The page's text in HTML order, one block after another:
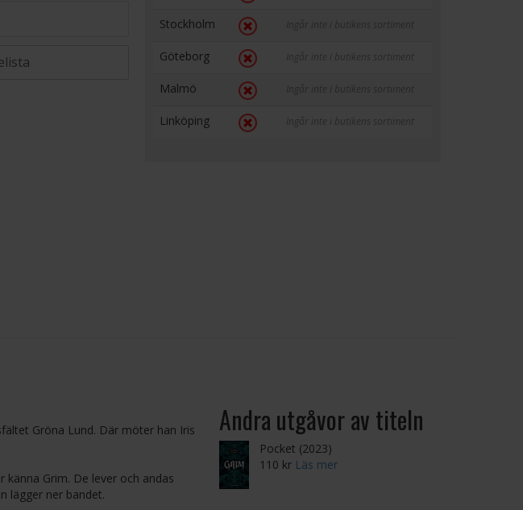
Stockholm Ingår inte i butikens sortiment
Göteborg Ingår inte i butikens sortiment
Malmö Ingår inte i butikens sortiment
Linköping Ingår inte i butikens sortiment
Gröna Lund. Där möter han Iris
Grim. De lever och andas
lägger ner bandet.
Andra utgåvor av titeln
Pocket (2023)
110 kr Läs mer